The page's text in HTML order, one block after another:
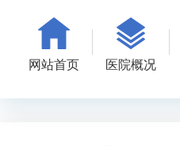
网站首页 医院概况